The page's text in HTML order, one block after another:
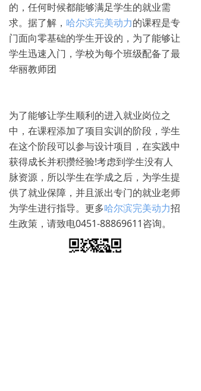
的，任何时候都能够满足学生的就业需
求。据了解， 哈尔滨完美动力的课程是专
门面向零基础的学生开设的，为了能够让
学生迅速入门，学校为每个班级配备了最
华丽教师团
为了能够让学生顺利的进入就业岗位之
中，在课程添加了项目实训的阶段，学生
在这个阶段可以参与设计项目，在实践中
获得成长并积攒经验!考虑到学生没有人
脉资源，所以学生在学成之后，为学生提
供了就业保障，并且派出专门的就业老师
为学生进行指导。更多哈尔滨完美动力招
生政策，请致电0451-88869611咨询。